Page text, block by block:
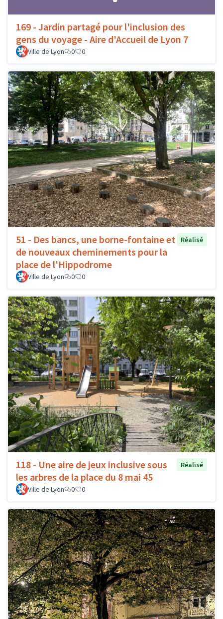
169 - Jardin partagé pour l'inclusion des
gens du voyage - Aire d'Accueil de Lyon 7
Ville de Lyon 0 0
51 - Des bancs, une borne-fontaine et
de nouveaux cheminements pour la
place de l'Hippodrome
Réalisé
Ville de Lyon 0 0
118 - Une aire de jeux inclusive sous
les arbres de la place du 8 mai 45
Réalisé
Ville de Lyon 0 0